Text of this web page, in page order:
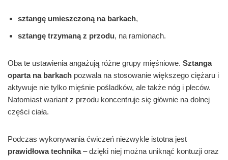
sztangę umieszczoną na barkach,
sztangę trzymaną z przodu, na ramionach.
Oba te ustawienia angażują różne grupy mięśniowe. Sztanga
oparta na barkach pozwala na stosowanie większego ciężaru i
aktywuje nie tylko mięśnie pośladków, ale także nóg i pleców.
Natomiast wariant z przodu koncentruje się głównie na dolnej
części ciała.
Podczas wykonywania ćwiczeń niezwykle istotna jest
prawidłowa technika– dzięki niej można uniknąć kontuzji oraz